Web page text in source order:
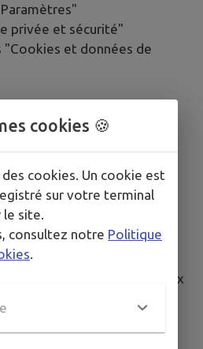
privée et sécurité"
"Cookies et données de
"Confidentialité"
dans cette section
menu (trois points horizontaux
et autorisations de
cookies 🍪
cookies. Un cookie est
sur votre terminal
site.
consultez notre Politique